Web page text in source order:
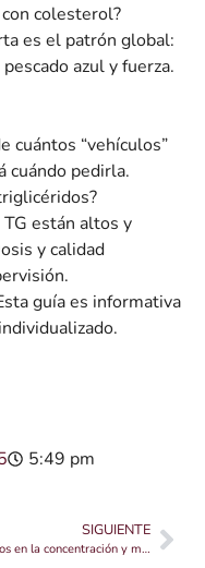
colesterol?
es el patrón global:
azul y fuerza.
cuántos “vehículos”
cuándo pedirla.
están altos y
y calidad
guía es informativa
5:49 pm
SIGUIENTE
Cambios en la concentración y memoria durante la menopausia: qué hacer